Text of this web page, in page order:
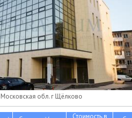
Московская обл. г Щёлково
Стоимость в